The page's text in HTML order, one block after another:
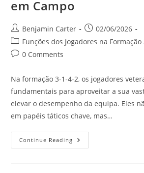
em Campo
Post
author:
Benjamin Carter
Post
published:
02/06/2026
Post
category:
Funções dos Jogadores na Formação
Post0 Comments
Na formação 3-1-4-2, os jogadores
fundamentais para aproveitar a sua
elevar o desempenho da equipa. Eles
em papéis táticos chave, mas…
Continue Reading Jogadores
Veteranos